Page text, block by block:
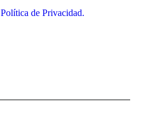
Política de Privacidad.